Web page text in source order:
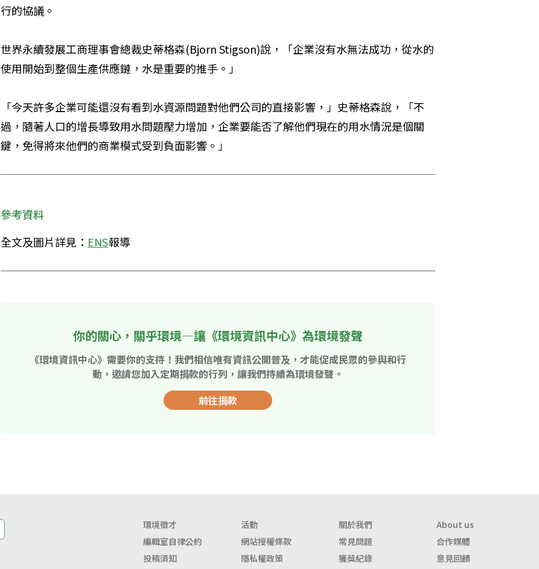
行的協議。
世界永續發展工商理事會總裁史蒂格森(Bjorn Stigson)說，「企業沒有水無法成功，從水的
使用開始到整個生產供應鏈，水是重要的推手。」
「今天許多企業可能還沒有看到水資源問題對他們公司的直接影響，」史蒂格森說，「不
過，隨著人口的增長導致用水問題壓力增加，企業要能否了解他們現在的用水情況是個關
鍵，免得將來他們的商業模式受到負面影響。」
參考資料
全文及圖片詳見： ENS報導
你的關心，關乎環境—讓《環境資訊中心》為環境發聲
《環境資訊中心》需要你的支持！我們相信唯有資訊公開普及，才能促成民眾的參與和行
動，邀請您加入定期捐款的行列，讓我們持續為環境發聲。
前往捐款
環境徵才 活動 關於我們
About us
編輯室自律公約
網站授權條款 常見問題
合作媒體
投稿須知
隱私權政策 獲獎紀錄 意見回饋